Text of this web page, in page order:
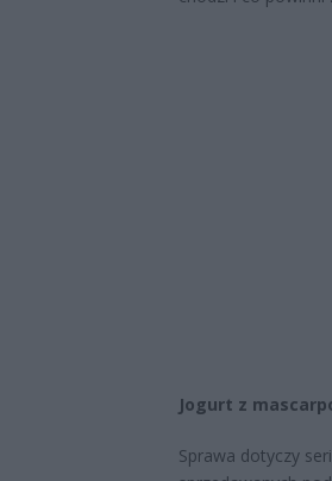
Jogurt z
Sprawa dotyczy